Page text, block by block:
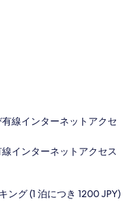
線インターネットアクセ
インターネットアクセス
ング (1 泊につき 1200 JPY)